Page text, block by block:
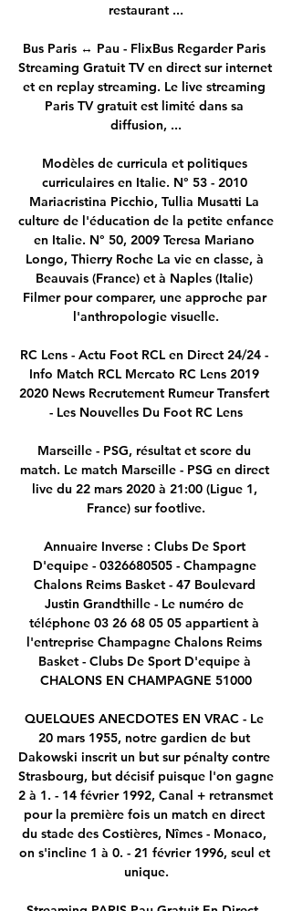
restaurant ...
Bus Paris ↔ Pau - FlixBus Regarder Paris
Streaming Gratuit TV en direct sur internet
et en replay streaming. Le live streaming
Paris TV gratuit est limité dans sa
diffusion, ...
Modèles de curricula et politiques
curriculaires en Italie. N° 53 - 2010
Mariacristina Picchio, Tullia Musatti La
culture de l'éducation de la petite enfance
en Italie. N° 50, 2009 Teresa Mariano
Longo, Thierry Roche La vie en classe, à
Beauvais (France) et à Naples (Italie)
Filmer pour comparer, une approche par
l'anthropologie visuelle.
RC Lens - Actu Foot RCL en Direct 24/24 -
Info Match RCL Mercato RC Lens 2019
2020 News Recrutement Rumeur Transfert
- Les Nouvelles Du Foot RC Lens
Marseille - PSG, résultat et score du
match. Le match Marseille - PSG en direct
live du 22 mars 2020 à 21:00 (Ligue 1,
France) sur footlive.
Annuaire Inverse : Clubs De Sport
D'equipe - 0326680505 - Champagne
Chalons Reims Basket - 47 Boulevard
Justin Grandthille - Le numéro de
téléphone 03 26 68 05 05 appartient à
l'entreprise Champagne Chalons Reims
Basket - Clubs De Sport D'equipe à
CHALONS EN CHAMPAGNE 51000
QUELQUES ANECDOTES EN VRAC - Le
20 mars 1955, notre gardien de but
Dakowski inscrit un but sur pénalty contre
Strasbourg, but décisif puisque l'on gagne
2 à 1. - 14 février 1992, Canal + retransmet
pour la première fois un match en direct
du stade des Costières, Nîmes - Monaco,
on s'incline 1 à 0. - 21 février 1996, seul et
unique.